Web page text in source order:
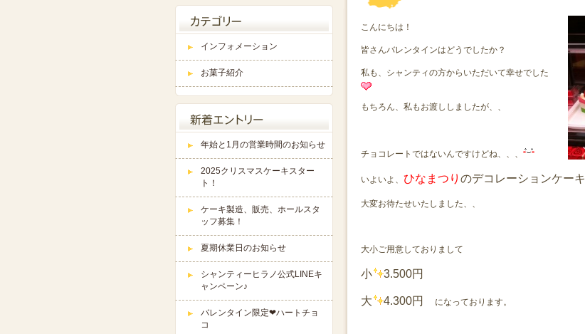
こんにちは！
皆さんバレンタインはどうでしたか？
私も、シャンティの方からいただいて幸せでした
もちろん、私もお渡ししましたが、、
チョコレートではないんですけどね、、、
いよいよ、 ひなまつり のデコレーションケーキ
大変お待たせいたしました、、
大小ご用意しておりまして
小 3.500円
大 4.300円 になっております。
インフォメーション
お菓子紹介
年始と1月の営業時間のお知らせ
2025クリスマスケーキスター
ト！
ケーキ製造、販売、ホールスタ
ッフ募集！
夏期休業日のお知らせ
シャンティーヒラノ公式LINEキ
ャンペーン♪
バレンタイン限定❤ハートチョ
コ